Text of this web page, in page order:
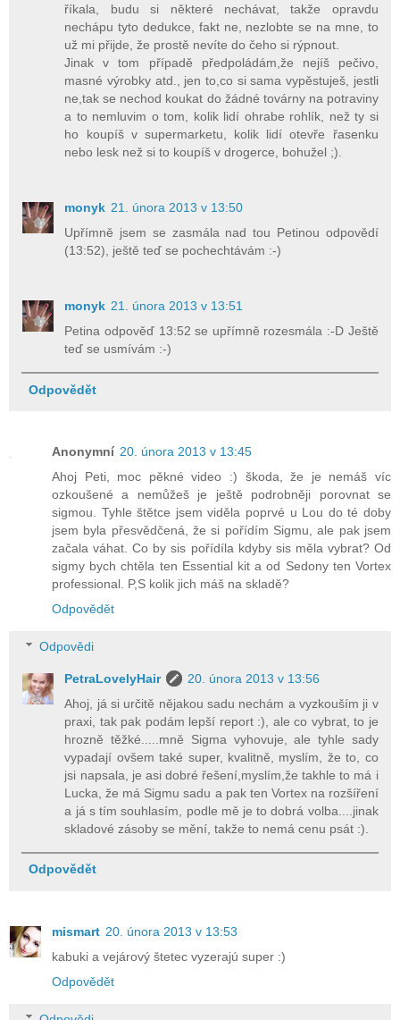
říkala, budu si některé nechávat, takže opravdu
nechápu tyto dedukce, fakt ne, nezlobte se na mne, to
už mi přijde, že prostě nevíte do čeho si rýpnout.
Jinak v tom případě předpoládám,že nejíš pečivo,
masné výrobky atd., jen to,co si sama vypěstuješ, jestli
ne,tak se nechod koukat do žádné továrny na potraviny
a to nemluvim o tom, kolik lidí ohrabe rohlík, než ty si
ho koupíš v supermarketu, kolik lidí otevře řasenku
nebo lesk než si to koupíš v drogerce, bohužel ;).
monyk 21. února 2013 v 13:50
Upřímně jsem se zasmála nad tou Petinou odpovědí
(13:52), ještě teď se pochechtávám :-)
monyk 21. února 2013 v 13:51
Petina odpověď 13:52 se upřímně rozesmála :-D Ještě
teď se usmívám :-)
Odpovědět
Anonymní 20. února 2013 v 13:45
Ahoj Peti, moc pěkné video :) škoda, že je nemáš víc
ozkoušené a nemůžeš je ještě podrobněji porovnat se
sigmou. Tyhle štětce jsem viděla poprvé u Lou do té doby
jsem byla přesvědčená, že si pořídím Sigmu, ale pak jsem
začala váhat. Co by sis pořídíla kdyby sis měla vybrat? Od
sigmy bych chtěla ten Essential kit a od Sedony ten Vortex
professional. P,S kolik jich máš na skladě?
Odpovědět
Odpovědi
PetraLovelyHair
20. února 2013 v 13:56
Ahoj, já si určitě nějakou sadu nechám a vyzkouším ji v
praxi, tak pak podám lepší report :), ale co vybrat, to je
hrozně těžké.....mně Sigma vyhovuje, ale tyhle sady
vypadají ovšem také super, kvalitně, myslím, že to, co
jsi napsala, je asi dobré řešení,myslím,že takhle to má i
Lucka, že má Sigmu sadu a pak ten Vortex na rozšíření
a já s tím souhlasím, podle mě je to dobrá volba....jinak
skladové zásoby se mění, takže to nemá cenu psát :).
Odpovědět
mismart 20. února 2013 v 13:53
kabuki a vejárový štetec vyzerajú super :)
Odpovědět